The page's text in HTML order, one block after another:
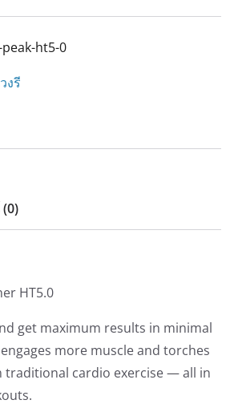
ht5-0
งรี
HT5.0
get maximum results in minimal
more muscle and torches
traditional cardio exercise — all in